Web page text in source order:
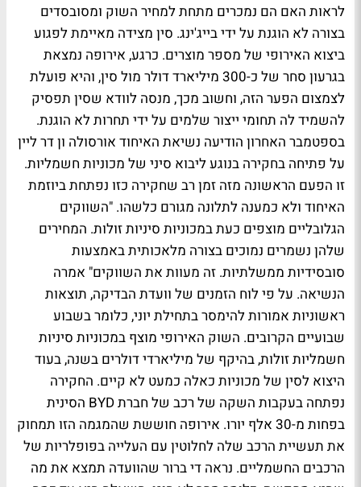
לראות האם הם נמכרים מתחת למחיר השוק ומסובסדים
בצורה לא הוגנת על ידי בייג'ינג. סין מצידה מאיימת לפגוע
ביצוא האירופי של מספר מוצרים. כרגע, אירופה נמצאת
בגרעון סחר של כ-300 מיליארד דולר מול סין, והיא פועלת
לצמצום הפער הזה, וחשוב מכך, מנסה לוודא שסין תפסיק
להשמיד לה תחומי ייצור שלמים על ידי תחרות לא הוגנת.
בספטמבר האחרון הודיעה נשיאת האיחוד אורסולה ון דר ליין
על פתיחה בחקירה בנוגע ליבוא סיני של מכוניות חשמליות.
זו הפעם הראשונה מזה זמן רב שחקירה כזו נפתחת ביוזמת
האיחוד ולא כמענה לתלונה מגורם כלשהו. "השווקים
הגלובליים מוצפים כעת במכוניות סיניות זולות. המחירים
שלהן נשמרים נמוכים בצורה מלאכותית באמצעות
סובסידיות ממשלתיות. זה מעוות את השווקים" אמרה
הנשיאה. על פי לוח הזמנים של וועדת הבדיקה, תוצאות
ראשוניות אמורות להימסר בתחילת יוני, כלומר בשבוע
שבועיים הקרובים. השוק האירופי מוצף במכוניות סיניות
חשמליות זולות, בהיקף של מיליארדי דולרים בשנה, בעוד
היצוא לסין של מכוניות כאלה כמעט לא קיים. החקירה
נפתחה בעקבות השקה של רכב של חברת BYD הסינית
בפחות מ-30 אלף יורו. אירופה חוששת שהמגמה הזו תמחוק
את תעשיית הרכב שלה לחלוטין עם העלייה בפופלריות של
הרכבים החשמליים. נראה די ברור שהוועדה תמצא את מה